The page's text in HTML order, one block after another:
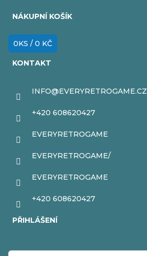
NÁKUPNÍ KOŠÍK
0KS / 0 KČ
KONTAKT
INFO@EVERYRETROGAME.CZ
+420 608620427
EVERYRETROGAME
EVERYRETROGAME/
EVERYRETROGAME
+420 608620427
PŘIHLÁŠENÍ